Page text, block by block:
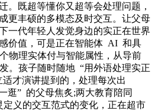
。既超等懂你又超等会处理问题，
更丰硕的多模态及时交互。让父母
一代年轻人发觉身边的实正在世界
价值，可是正在智能体 AI 和具
物理实体付与智能属性，从导前
。孩子随时随地 “用外语处理实正
才演讲提到的，处理每次出
逛” 的父母焦炙;两大教育陪同
义的交互范式的变化，正在超市